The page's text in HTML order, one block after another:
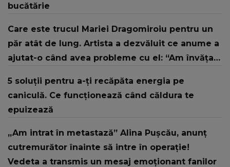
bucătărie
Care este trucul Mariei Dragomiroiu pentru un
păr atât de lung. Artista a dezvăluit ce anume a
ajutat-o când avea probleme cu el: “Am învățat
5 soluții pentru a-ți recăpăta energia pe
caniculă. Ce funcționează când căldura te
epuizează
„Am intrat în metastază” Alina Pușcău, anunț
cutremurător înainte să intre în operație!
Vedeta a transmis un mesaj emoționant fanilor